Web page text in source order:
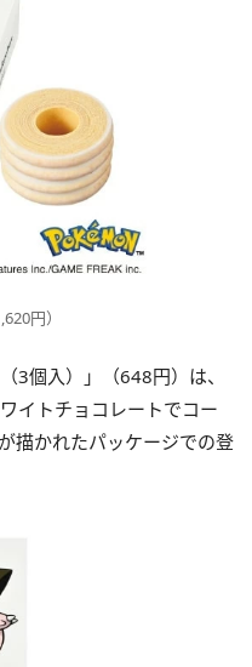
円）
3個入）」（648円）は、
イトチョコレートでコー
描かれたパッケージでの登